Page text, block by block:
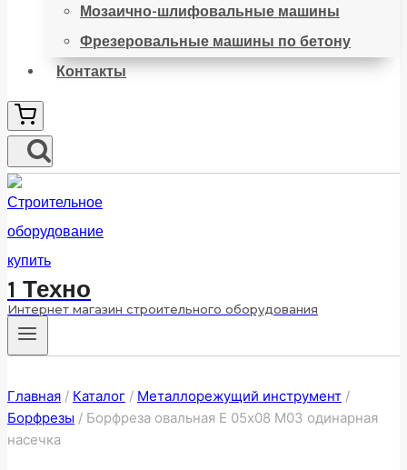
Мозаично-шлифовальные машины
Фрезеровальные машины по бетону
Контакты
1 Техно
Интернет магазин строительного оборудования
Главная / Каталог / Металлорежущий инструмент /
Борфрезы / Борфреза овальная E 05х08 M03 одинарная
насечка